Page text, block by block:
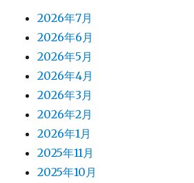
2026年7月
2026年6月
2026年5月
2026年4月
2026年3月
2026年2月
2026年1月
2025年11月
2025年10月